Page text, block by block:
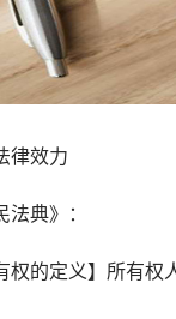
律效力
典》：
定义】所有权